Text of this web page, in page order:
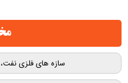
سازه های فلزی